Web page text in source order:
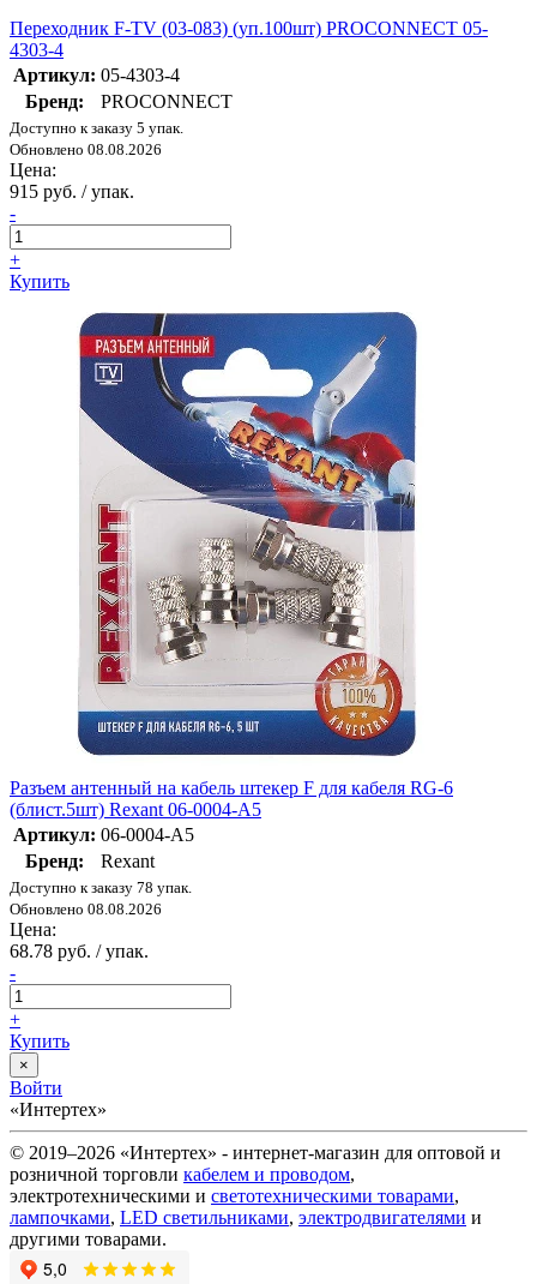
Переходник F-TV (03-083) (уп.100шт) PROCONNECT 05-
4303-4
Артикул: 05-4303-4
Бренд:
PROCONNECT
Доступно к заказу 5 упак.
Обновлено 08.08.2026
Цена:
915 руб. / упак.
-
+
Купить
Разъем антенный на кабель штекер F для кабеля RG-6
(блист.5шт) Rexant 06-0004-A5
Артикул: 06-0004-A5
Бренд:
Rexant
Доступно к заказу 78 упак.
Обновлено 08.08.2026
Цена:
68.78 руб. / упак.
-
+
Купить
×
Войти
«Интертех»
© 2019–2026 «Интертех» - интернет-магазин для оптовой и
розничной торговли кабелем и проводом,
электротехническими и светотехническими товарами,
лампочками, LED светильниками, электродвигателями и
другими товарами.